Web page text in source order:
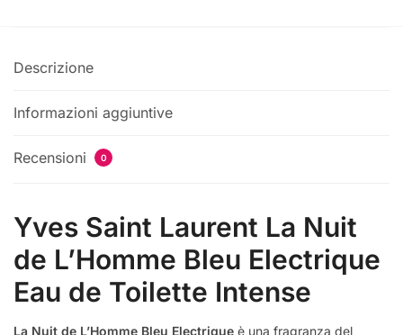
Descrizione
Informazioni aggiuntive
Recensioni 0
Yves Saint Laurent La Nuit
de L’Homme Bleu Electrique
Eau de Toilette Intense
La Nuit de L’Homme Bleu Electrique è una fragranza del